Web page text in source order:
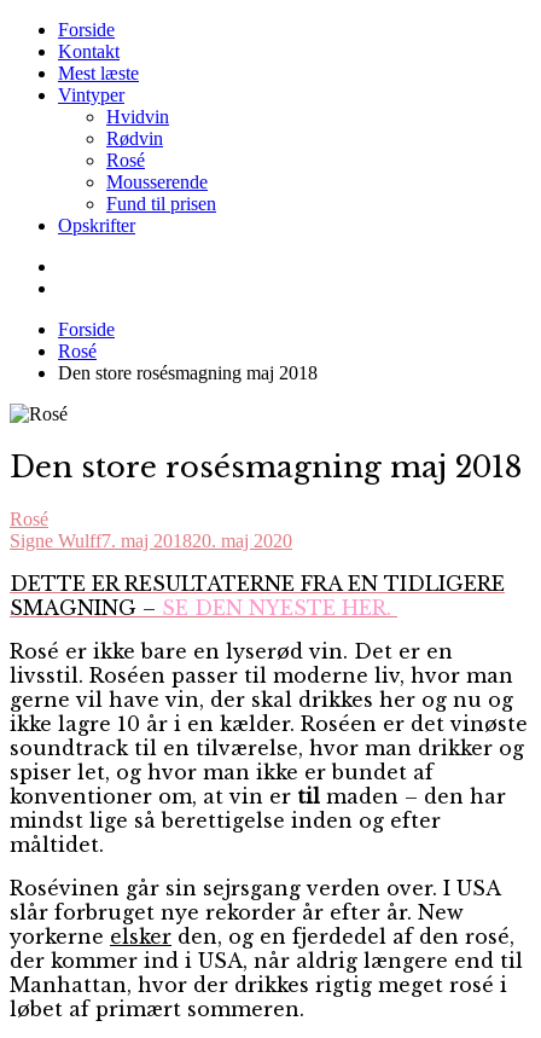
Forside
Kontakt
Mest læste
Vintyper
Hvidvin
Rødvin
Rosé
Mousserende
Fund til prisen
Opskrifter
Forside
Rosé
Den store rosésmagning maj 2018
Den store rosésmagning maj 2018
Rosé
Signe Wulff7. maj 201820. maj 2020
DETTE ER RESULTATERNE FRA EN TIDLIGERE
SMAGNING – SE DEN NYESTE HER.
Rosé er ikke bare en lyserød vin. Det er en
livsstil. Roséen passer til moderne liv, hvor man
gerne vil have vin, der skal drikkes her og nu og
ikke lagre 10 år i en kælder. Roséen er det vinøste
soundtrack til en tilværelse, hvor man drikker og
spiser let, og hvor man ikke er bundet af
konventioner om, at vin er til maden – den har
mindst lige så berettigelse inden og efter
måltidet.
Rosévinen går sin sejrsgang verden over. I USA
slår forbruget nye rekorder år efter år. New
yorkerne elsker den, og en fjerdedel af den rosé,
der kommer ind i USA, når aldrig længere end til
Manhattan, hvor der drikkes rigtig meget rosé i
løbet af primært sommeren.